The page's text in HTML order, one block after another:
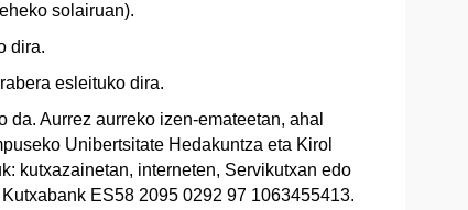
solairuan).
dira.
esleituko dira.
Aurrez aurreko izen-emateetan, ahal
Unibertsitate Hedakuntza eta Kirol
kutxazainetan, interneten, Servikutxan edo
ES58 2095 0292 97 1063455413.